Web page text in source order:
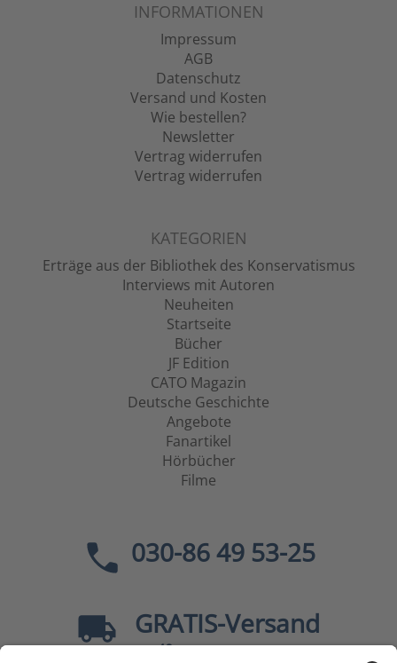
INFORMATIONEN
Impressum
AGB
Datenschutz
Versand und Kosten
Wie bestellen?
Newsletter
Vertrag widerrufen
Vertrag widerrufen
KATEGORIEN
Erträge aus der Bibliothek des Konservatismus
Interviews mit Autoren
Neuheiten
Startseite
Bücher
JF Edition
CATO Magazin
Deutsche Geschichte
Angebote
Fanartikel
Hörbücher
Filme
030-86 49 53-25
GRATIS-Versand
40